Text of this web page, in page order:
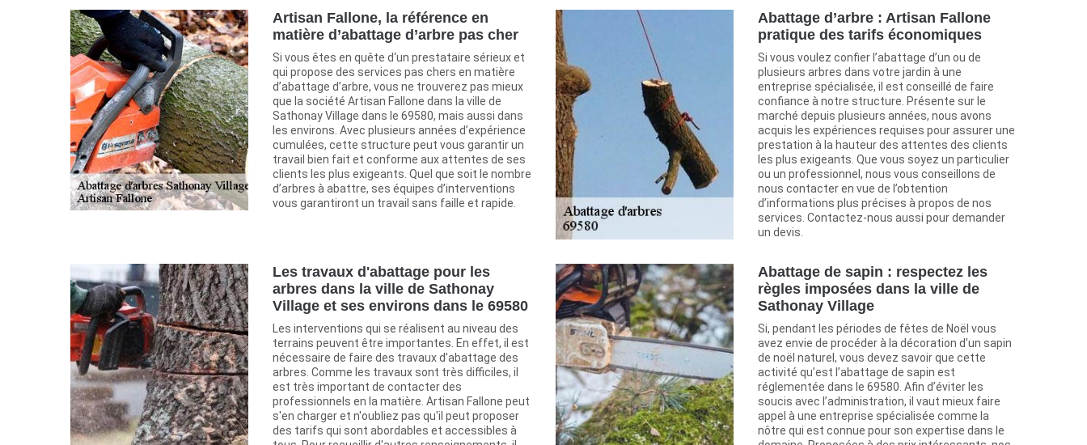
Artisan Fallone, la référence en
matière d’abattage d’arbre pas cher
Si vous êtes en quête d‘un prestataire sérieux et
qui propose des services pas chers en matière
d’abattage d’arbre, vous ne trouverez pas mieux
que la société Artisan Fallone dans la ville de
Sathonay Village dans le 69580, mais aussi dans
les environs. Avec plusieurs années d’expérience
cumulées, cette structure peut vous garantir un
travail bien fait et conforme aux attentes de ses
clients les plus exigeants. Quel que soit le nombre
d’arbres à abattre, ses équipes d’interventions
vous garantiront un travail sans faille et rapide.
Abattage d’arbre : Artisan Fallone
pratique des tarifs économiques
Si vous voulez confier l’abattage d’un ou de
plusieurs arbres dans votre jardin à une
entreprise spécialisée, il est conseillé de faire
confiance à notre structure. Présente sur le
marché depuis plusieurs années, nous avons
acquis les expériences requises pour assurer une
prestation à la hauteur des attentes des clients
les plus exigeants. Que vous soyez un particulier
ou un professionnel, nous vous conseillons de
nous contacter en vue de l’obtention
d’informations plus précises à propos de nos
services. Contactez-nous aussi pour demander
un devis.
Les travaux d'abattage pour les
arbres dans la ville de Sathonay
Village et ses environs dans le 69580
Les interventions qui se réalisent au niveau des
terrains peuvent être importantes. En effet, il est
nécessaire de faire des travaux d'abattage des
arbres. Comme les travaux sont très difficiles, il
est très important de contacter des
professionnels en la matière. Artisan Fallone peut
s'en charger et n'oubliez pas qu'il peut proposer
des tarifs qui sont abordables et accessibles à
Abattage de sapin : respectez les
règles imposées dans la ville de
Sathonay Village
Si, pendant les périodes de fêtes de Noël vous
avez envie de procéder à la décoration d’un sapin
de noël naturel, vous devez savoir que cette
activité qu’est l’abattage de sapin est
réglementée dans le 69580. Afin d’éviter les
soucis avec l’administration, il vaut mieux faire
appel à une entreprise spécialisée comme la
nôtre qui est connue pour son expertise dans le